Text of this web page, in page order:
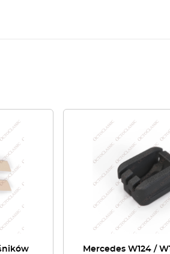
Mercedes W124 /